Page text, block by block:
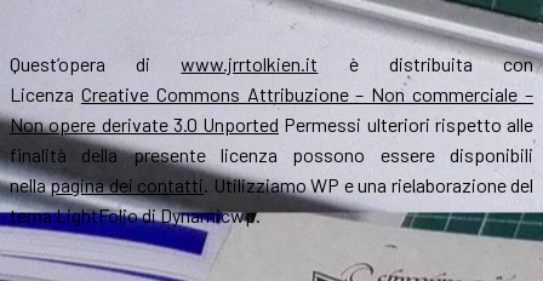
Quest’opera diwww.jrrtolkien.it è distribuita con
Licenza Creative Commons Attribuzione – Non commerciale –
Non opere derivate 3.0 Unported Permessi ulteriori rispetto alle
finalità della presente licenza possono essere disponibili
nellapagina dei contatti. Utilizziamo WP e una rielaborazione del
tema LightFolio di Dynamicwp.